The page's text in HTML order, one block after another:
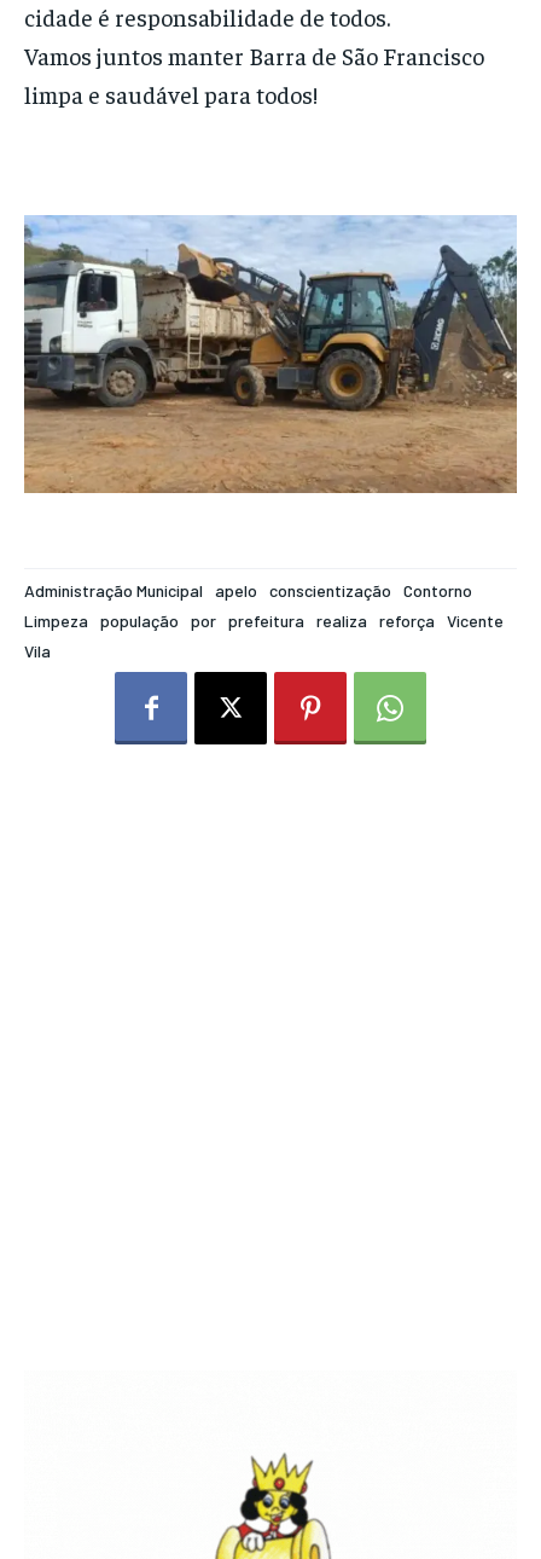
cidade é responsabilidade de todos.
Vamos juntos manter Barra de São Francisco
limpa e saudável para todos!
Administração Municipal apelo conscientização
Contorno
Limpeza
população por prefeitura realiza reforça
Vicente
Vila